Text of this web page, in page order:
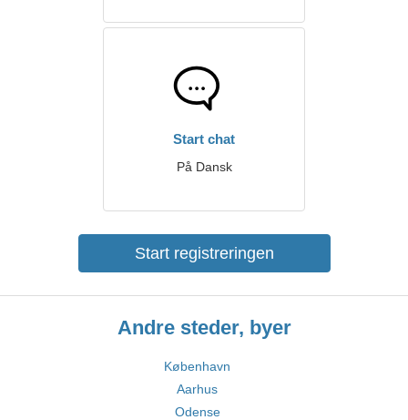
Start chat
På Dansk
Start registreringen
Andre steder, byer
København
Aarhus
Odense